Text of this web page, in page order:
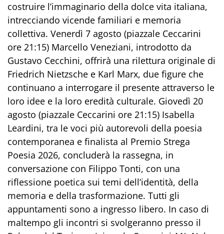
costruire l’immaginario della dolce vita italiana,
intrecciando vicende familiari e memoria
collettiva. Venerdì 7 agosto (piazzale Ceccarini
ore 21:15) Marcello Veneziani, introdotto da
Gustavo Cecchini, offrirà una rilettura originale di
Friedrich Nietzsche e Karl Marx, due figure che
continuano a interrogare il presente attraverso le
loro idee e la loro eredità culturale. Giovedì 20
agosto (piazzale Ceccarini ore 21:15) Isabella
Leardini, tra le voci più autorevoli della poesia
contemporanea e finalista al Premio Strega
Poesia 2026, concluderà la rassegna, in
conversazione con Filippo Tonti, con una
riflessione poetica sui temi dell’identità, della
memoria e della trasformazione. Tutti gli
appuntamenti sono a ingresso libero. In caso di
maltempo gli incontri si svolgeranno presso il